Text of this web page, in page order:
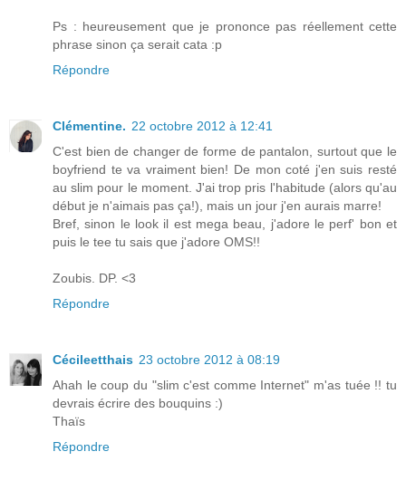
Ps : heureusement que je prononce pas réellement cette
phrase sinon ça serait cata :p
Répondre
Clémentine. 22 octobre 2012 à 12:41
C'est bien de changer de forme de pantalon, surtout que le
boyfriend te va vraiment bien! De mon coté j'en suis resté
au slim pour le moment. J'ai trop pris l'habitude (alors qu'au
début je n'aimais pas ça!), mais un jour j'en aurais marre!
Bref, sinon le look il est mega beau, j'adore le perf' bon et
puis le tee tu sais que j'adore OMS!!
Zoubis. DP. <3
Répondre
Cécileetthais 23 octobre 2012 à 08:19
Ahah le coup du "slim c'est comme Internet" m'as tuée !! tu
devrais écrire des bouquins :)
Thaïs
Répondre